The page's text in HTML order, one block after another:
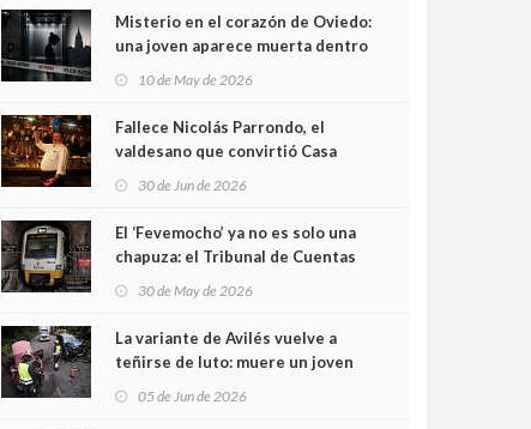
Misterio en el corazón de Oviedo:
una joven aparece muerta dentro
cámaras captan sus últimos
minutos
10 de May de 2026
Fallece Nicolás Parrondo, el
valdesano que convirtió Casa
30 de Jun de 2026
El ‘Fevemocho’ ya no es solo una
chapuza: el Tribunal de Cuentas
sobrecoste de los trenes que no
cabían por los túneles
30 de May de 2026
La variante de Avilés vuelve a
teñirse de luto: muere un joven
05 de Jun de 2026